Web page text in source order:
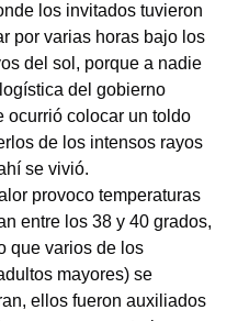
los invitados tuvieron
por varias horas bajo los
del sol, porque a nadie
del gobierno
ocurrió colocar un toldo
de los intensos rayos
se vivió.
provoco temperaturas
entre los 38 y 40 grados,
que varios de los
mayores) se
ellos fueron auxiliados